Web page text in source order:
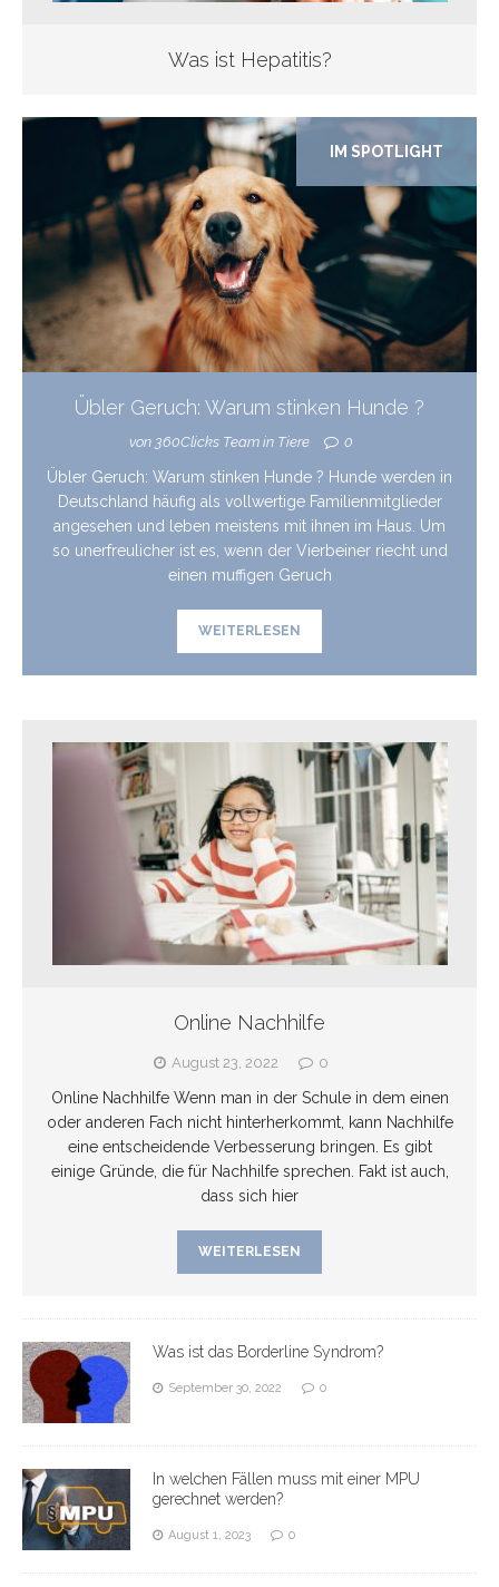
Was ist Hepatitis?
IM SPOTLIGHT
Übler Geruch: Warum stinken Hunde ?
von 360Clicks Team in Tiere 0
Übler Geruch: Warum stinken Hunde ? Hunde werden in
Deutschland häufig als vollwertige Familienmitglieder
angesehen und leben meistens mit ihnen im Haus. Um
so unerfreulicher ist es, wenn der Vierbeiner riecht und
einen muffigen Geruch
WEITERLESEN
Online Nachhilfe
August 23, 2022 0
Online Nachhilfe Wenn man in der Schule in dem einen
oder anderen Fach nicht hinterherkommt, kann Nachhilfe
eine entscheidende Verbesserung bringen. Es gibt
einige Gründe, die für Nachhilfe sprechen. Fakt ist auch,
dass sich hier
WEITERLESEN
Was ist das Borderline Syndrom?
September 30, 2022 0
In welchen Fällen muss mit einer MPU
gerechnet werden?
August 1, 2023 0